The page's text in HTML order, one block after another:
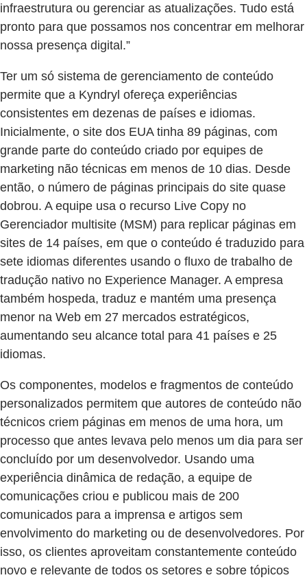
infraestrutura ou gerenciar as atualizações. Tudo está
pronto para que possamos nos concentrar em melhorar
nossa presença digital.”
Ter um só sistema de gerenciamento de conteúdo
permite que a Kyndryl ofereça experiências
consistentes em dezenas de países e idiomas.
Inicialmente, o site dos EUA tinha 89 páginas, com
grande parte do conteúdo criado por equipes de
marketing não técnicas em menos de 10 dias. Desde
então, o número de páginas principais do site quase
dobrou. A equipe usa o recurso Live Copy no
Gerenciador multisite (MSM) para replicar páginas em
sites de 14 países, em que o conteúdo é traduzido para
sete idiomas diferentes usando o fluxo de trabalho de
tradução nativo no Experience Manager. A empresa
também hospeda, traduz e mantém uma presença
menor na Web em 27 mercados estratégicos,
aumentando seu alcance total para 41 países e 25
idiomas.
Os componentes, modelos e fragmentos de conteúdo
personalizados permitem que autores de conteúdo não
técnicos criem páginas em menos de uma hora, um
processo que antes levava pelo menos um dia para ser
concluído por um desenvolvedor. Usando uma
experiência dinâmica de redação, a equipe de
comunicações criou e publicou mais de 200
comunicados para a imprensa e artigos sem
envolvimento do marketing ou de desenvolvedores. Por
isso, os clientes aproveitam constantemente conteúdo
novo e relevante de todos os setores e sobre tópicos